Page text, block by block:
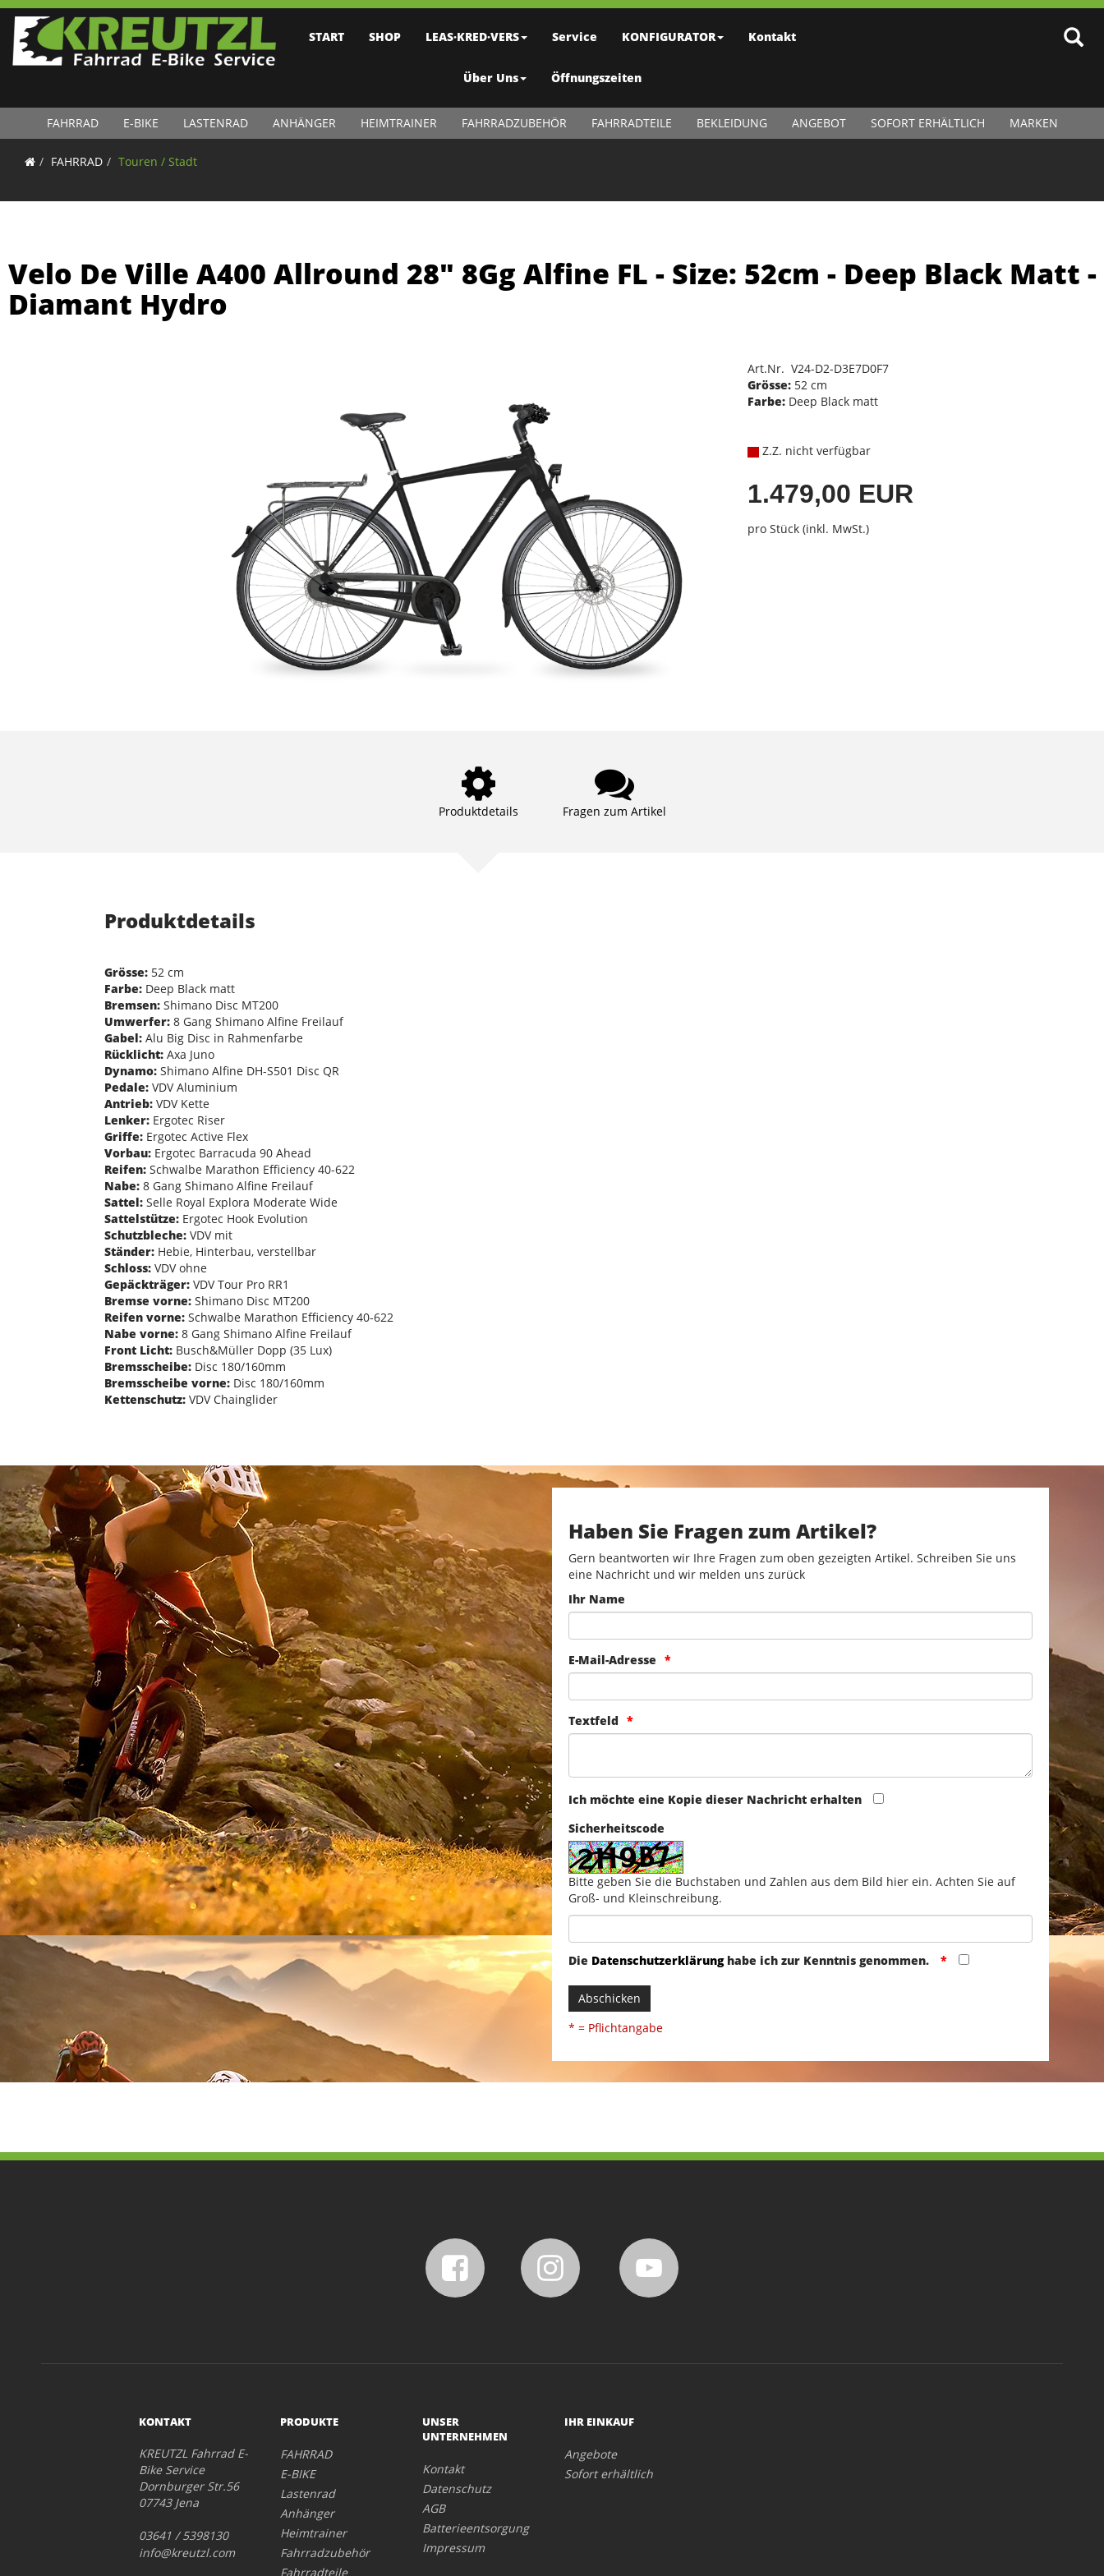
START SHOP LEAS·KRED·VERS Service KONFIGURATOR Kontakt
Über Uns Öffnungszeiten
FAHRRAD E-BIKE LASTENRAD ANHÄNGER HEIMTRAINER FAHRRADZUBEHÖR FAHRRADTEILE BEKLEIDUNG ANGEBOT SOFORT ERHÄLTLICH MARKEN
FAHRRAD Touren / Stadt
Velo De Ville A400 Allround 28" 8Gg Alfine FL - Size: 52cm - Deep Black Matt -
Diamant Hydro
Art.Nr. V24-D2-D3E7D0F7
Grösse:52 cm
Farbe:Deep Black matt
Z.Z. nicht verfügbar
1.479,00 EUR
pro Stück (inkl. MwSt.)
Produktdetails Fragen zum Artikel
Produktdetails
Grösse: 52 cm
Farbe: Deep Black matt
Bremsen: Shimano Disc MT200
Umwerfer: 8 Gang Shimano Alfine Freilauf
Gabel: Alu Big Disc in Rahmenfarbe
Rücklicht: Axa Juno
Dynamo: Shimano Alfine DH-S501 Disc QR
Pedale: VDV Aluminium
Antrieb: VDV Kette
Lenker: Ergotec Riser
Griffe: Ergotec Active Flex
Vorbau: Ergotec Barracuda 90 Ahead
Reifen: Schwalbe Marathon Efficiency 40-622
Nabe: 8 Gang Shimano Alfine Freilauf
Sattel: Selle Royal Explora Moderate Wide
Sattelstütze: Ergotec Hook Evolution
Schutzbleche: VDV mit
Ständer: Hebie, Hinterbau, verstellbar
Schloss: VDV ohne
Gepäckträger: VDV Tour Pro RR1
Bremse vorne: Shimano Disc MT200
Reifen vorne: Schwalbe Marathon Efficiency 40-622
Nabe vorne: 8 Gang Shimano Alfine Freilauf
Front Licht: Busch&Müller Dopp (35 Lux)
Bremsscheibe: Disc 180/160mm
Bremsscheibe vorne: Disc 180/160mm
Kettenschutz: VDV Chainglider
Haben Sie Fragen zum Artikel?
Gern beantworten wir Ihre Fragen zum oben gezeigten Artikel. Schreiben Sie uns
eine Nachricht und wir melden uns zurück
Ihr Name
E-Mail-Adresse
Textfeld
Ich möchte eine Kopie dieser Nachricht erhalten
Sicherheitscode
Bitte geben Sie die Buchstaben und Zahlen aus dem Bild hier ein. Achten Sie auf
Groß- und Kleinschreibung.
Die Datenschutzerklärunghabe ich zur Kenntnis genommen.
Abschicken
* = Pflichtangabe
KONTAKT
KREUTZL Fahrrad E-
Bike Service
Dornburger Str.56
07743 Jena
03641 / 5398130
info@kreutzl.com
PRODUKTE
FAHRRAD
E-BIKE
Lastenrad
Anhänger
Heimtrainer
Fahrradzubehör
Fahrradteile
UNSER
UNTERNEHMEN
Kontakt
Datenschutz
AGB
Batterieentsorgung
Impressum
IHR EINKAUF
Angebote
Sofort erhältlich